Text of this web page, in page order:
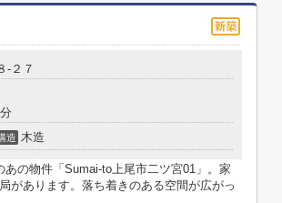
-２７
造 木造
の物件「Sumai-to上尾市二ツ宮01」。家
があります。落ち着きのある空間が広がっ